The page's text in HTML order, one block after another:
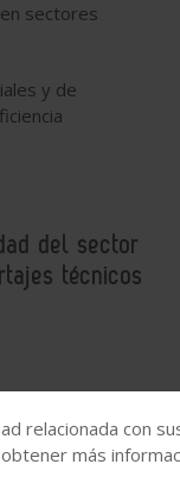
sectores
y de
del sector
técnicos
relacionada con
más